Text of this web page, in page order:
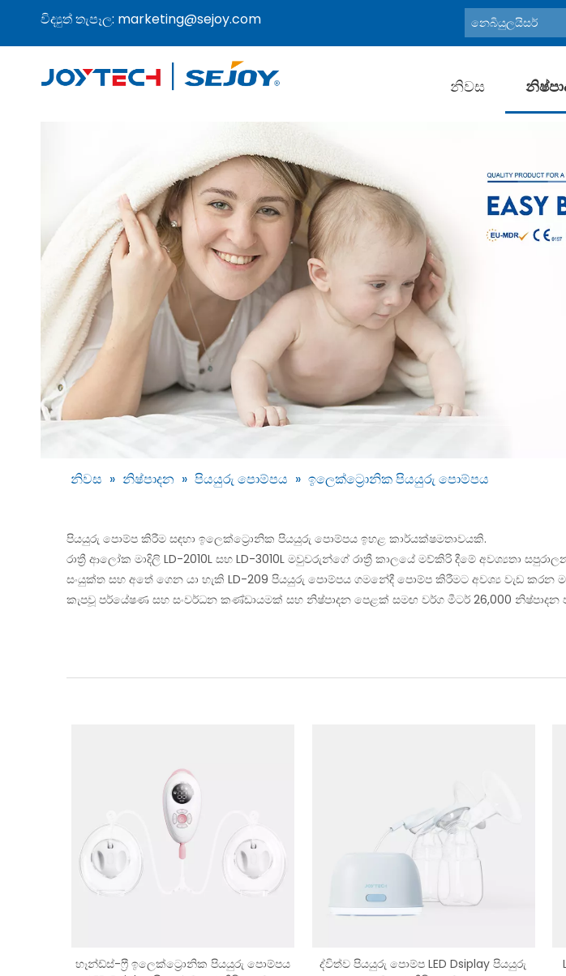
විද්‍යුත් තැපෑල: marketing@sejoy.com උණුසුම් මූල පද:
නිවස
නිවස » නිෂ්පාදන » පියයුරු පොම්පය » ඉලෙක්ට්‍රොනික පියයුරු පොම්පය
පියයුරු පොම්ප කිරීම සඳහා ඉලෙක්ට්‍රොනික පියයුරු පොම්පය ඉහළ කාර්යක්ෂමතාවයකි.
රාත්‍රී ආලෝක මාදිලි LD-2010L සහ LD-3010L මවුවරුන්ගේ රාත්‍රී කාලයේ මව්කිරි දීමේ අවශ්‍යතා
සංයුක්ත සහ අතේ ගෙන යා හැකි LD-209 පියයුරු පොම්පය ගමනේදී පොම්ප කිරීමට අවශ්‍ය වැඩ කරන
කැපවූ පර්යේෂණ සහ සංවර්ධන කණ්ඩායමක් සහ නිෂ්පාදන පෙළක් සමඟ වර්ග මීටර් 26,000
හෑන්ඩ්ස්-ෆ්‍රී ඉලෙක්ට්‍රොනික පියයුරු පොම්පය
ද්විත්ව පියයුරු පොම්ප LED Dsiplay පියයුරු